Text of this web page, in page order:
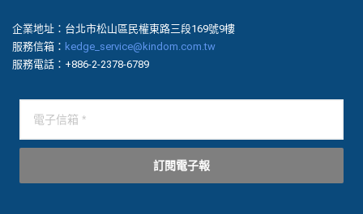
企業地址：台北市松山區民權東路三段169號9樓
服務信箱： kedge_service@kindom.com.tw
服務電話：+886-2-2378-6789
訂閱電子報